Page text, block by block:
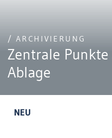
/ ARCHIVIERUNG
Zentrale
Ablage
NEU